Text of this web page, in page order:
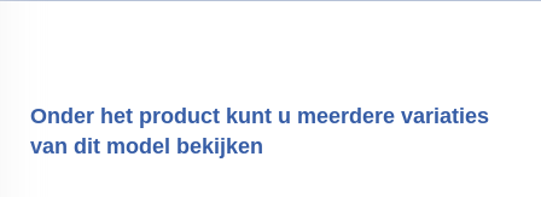
Onder het product kunt u meerdere variaties
van dit model bekijken